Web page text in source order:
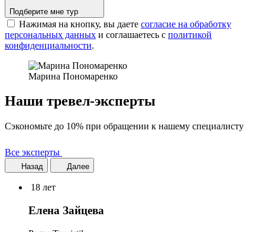
Подберите мне тур
Нажимая на кнопку, вы даете согласие на обработку
персональных данных и соглашаетесь c политикой
конфиденциальности.
Марина Пономаренко
Наши тревел-эксперты
Сэкономьте до 10% при обращении к нашему специалисту
Все эксперты
Назад Далее
18 лет
Елена Зайцева